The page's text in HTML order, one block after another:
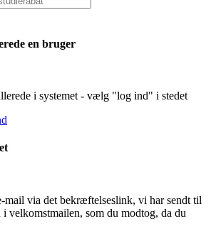
en bruger
i systemet - vælg "log ind" i stedet
via det bekræftelseslink, vi har sendt til
velkomstmailen, som du modtog, da du